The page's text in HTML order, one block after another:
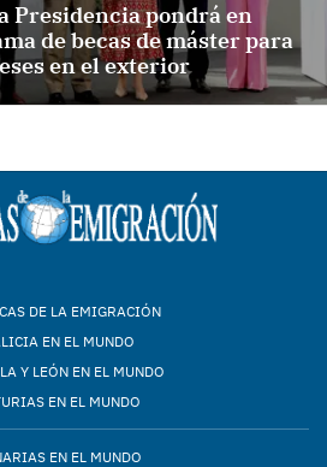
Presidencia pondrá en
de becas de máster para
en el exterior
DE LA EMIGRACIÓN
EN EL MUNDO
Y LEÓN EN EL MUNDO
EN EL MUNDO
EN EL MUNDO